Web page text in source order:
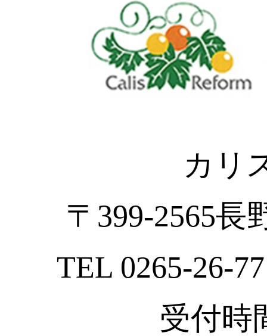
カリ
〒399-2565長
TEL 0265-26-
受付時